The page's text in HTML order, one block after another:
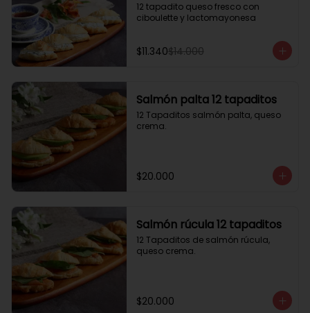
12 tapadito queso fresco con
ciboulette y lactomayonesa
$11.340$14.000
Salmón palta 12 tapaditos
12 Tapaditos salmón palta, queso
crema.
$20.000
Salmón rúcula 12 tapaditos
12 Tapaditos de salmón rúcula,
queso crema.
$20.000